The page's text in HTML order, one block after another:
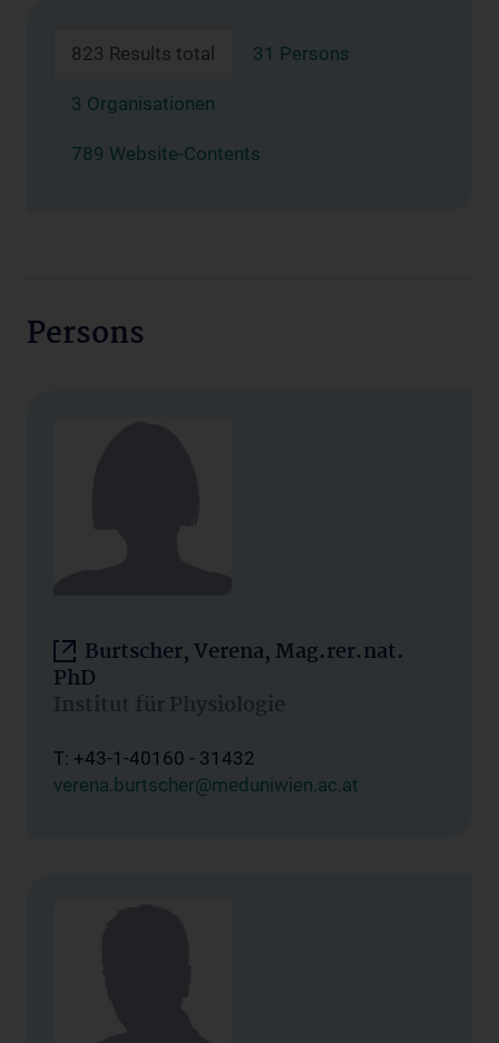
823 Results total 31 Persons
3 Organisationen
789 Website-Contents
Persons
Burtscher, Verena, Mag.rer.nat.
PhD
Institut für Physiologie
T: +43-1-40160 - 31432
verena.burtscher@meduniwien.ac.at